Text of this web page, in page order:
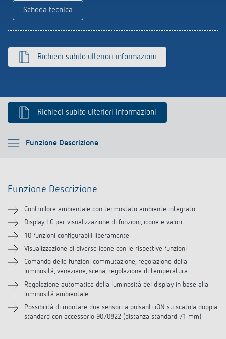
Scheda tecnica
Richiedi subito ulteriori informazioni
Richiedi subito ulteriori informazioni
Funzione Descrizione
Si prega di selezionare
Downloads
Accessori
Prodotti analoghi
Funzione Descrizione
Controllore ambientale con termostato ambiente integrato
Display LC per visualizzazione di funzioni, icone e valori
10 funzioni configurabili liberamente
Visualizzazione di diverse icone con le rispettive funzioni
Comando delle funzioni commutazione, regolazione della
luminosità, veneziane, scena, regolazione di temperatura
Regolazione automatica della luminosità del display in base alla
luminosità ambientale
Possibilità di montare due sensori a pulsanti iON su scatola doppia
standard con accessorio 9070822 (distanza standard 71 mm)